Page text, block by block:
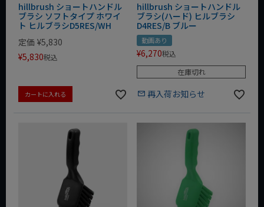
hillbrush ショートハンドル
ブラシ ソフトタイプ ホワイ
ト ヒルブラシD5RES/WH
定価 ¥5,830
¥5,830税込
カートに入れる
hillbrush ショートハンドル
ブラシ(ハード) ヒルブラシ
D4RES/B ブルー
動画あり
¥6,270税込
在庫切れ
再入荷お知らせ